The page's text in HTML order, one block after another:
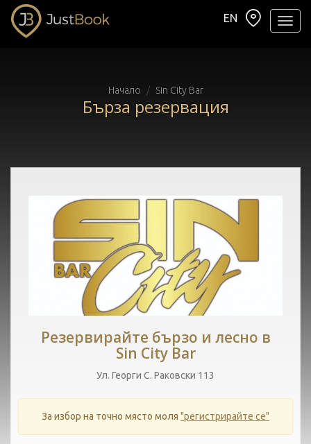
EN
Начало Sin City Bar
Бърза резервация
Резервирайте бързо и лесно в
Sin City Bar
Ул. Георги С. Раковски 113
За избор на точно място моля "регистрирайте се"